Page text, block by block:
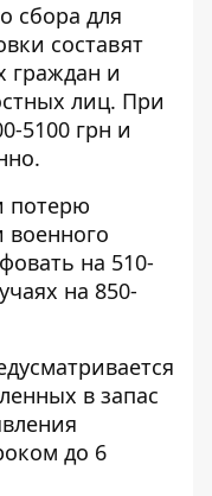
сбора для
составят
граждан и
лиц. При
5100 грн и
потерю
военного
на 510-
на 850-
в запас
до 6